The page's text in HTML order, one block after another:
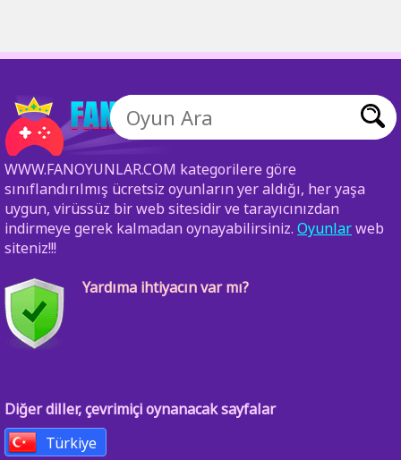
WWW.FANOYUNLAR.COM kategorilere göre
sınıflandırılmış ücretsiz oyunların yer aldığı, her yaşa
uygun, virüssüz bir web sitesidir ve tarayıcınızdan
indirmeye gerek kalmadan oynayabilirsiniz. Oyunlarweb
siteniz!!!
Yardıma ihtiyacın var mı?
Diğer diller, çevrimiçi oynanacak sayfalar
Türkiye